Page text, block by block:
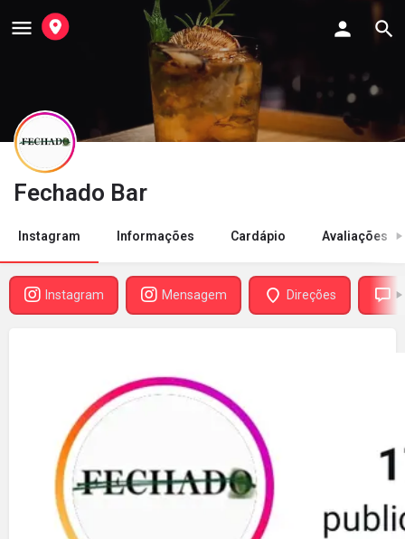
Fechado Bar
Instagram Informações Cardápio Avaliações
Instagram Mensagem Direções